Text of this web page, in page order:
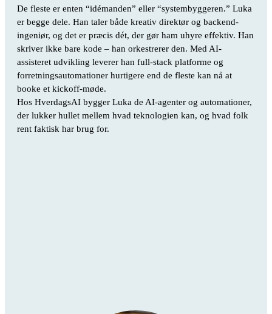
De fleste er enten “idémanden” eller “systembyggeren.” Luka
er begge dele. Han taler både kreativ direktør og backend-
ingeniør, og det er præcis dét, der gør ham uhyre effektiv. Han
skriver ikke bare kode – han orkestrerer den. Med AI-
assisteret udvikling leverer han full-stack platforme og
forretningsautomationer hurtigere end de fleste kan nå at
booke et kickoff-møde.
Hos HverdagsAI bygger Luka de AI-agenter og automationer,
der lukker hullet mellem hvad teknologien kan, og hvad folk
rent faktisk har brug for.